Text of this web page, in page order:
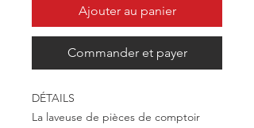
Ajouter au panier
Commander et payer
DÉTAILS
La laveuse de pièces de comptoir